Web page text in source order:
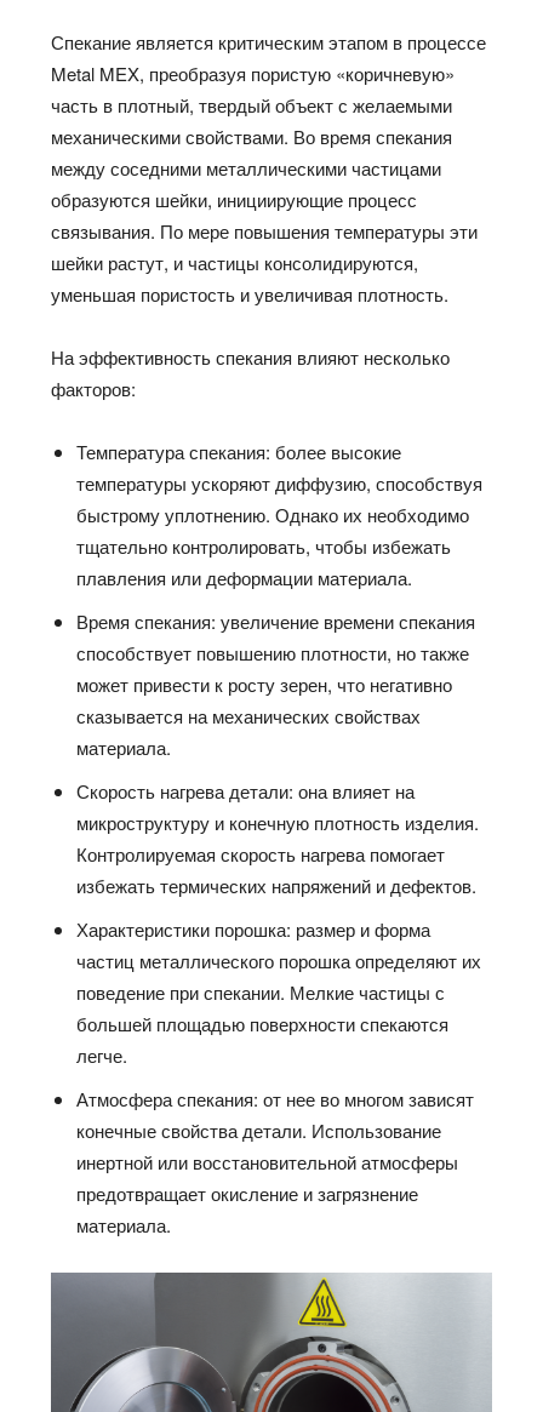
Спекание является критическим этапом в процессе
Metal MEX, преобразуя пористую «коричневую»
часть в плотный, твердый объект с желаемыми
механическими свойствами. Во время спекания
между соседними металлическими частицами
образуются шейки, инициирующие процесс
связывания. По мере повышения температуры эти
шейки растут, и частицы консолидируются,
уменьшая пористость и увеличивая плотность.
На эффективность спекания влияют несколько
факторов:
Температура спекания: более высокие
температуры ускоряют диффузию, способствуя
быстрому уплотнению. Однако их необходимо
тщательно контролировать, чтобы избежать
плавления или деформации материала.
Время спекания: увеличение времени спекания
способствует повышению плотности, но также
может привести к росту зерен, что негативно
сказывается на механических свойствах
материала.
Скорость нагрева детали: она влияет на
микроструктуру и конечную плотность изделия.
Контролируемая скорость нагрева помогает
избежать термических напряжений и дефектов.
Характеристики порошка: размер и форма
частиц металлического порошка определяют их
поведение при спекании. Мелкие частицы с
большей площадью поверхности спекаются
легче.
Атмосфера спекания: от нее во многом зависят
конечные свойства детали. Использование
инертной или восстановительной атмосферы
предотвращает окисление и загрязнение
материала.